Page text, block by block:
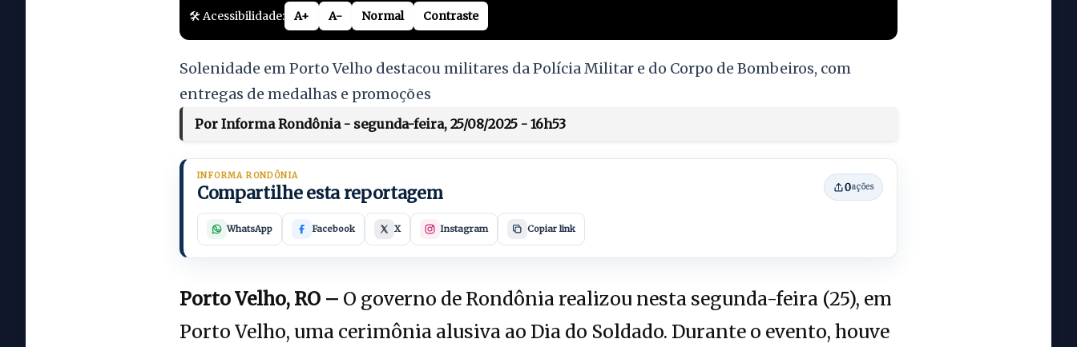
🛠️ Acessibilidade: A+ A- Normal Contraste
Solenidade em Porto Velho destacou militares da Polícia Militar e do Corpo de Bombeiros, com
entregas de medalhas e promoções
Por Informa Rondônia - segunda-feira, 25/08/2025 - 16h53
INFORMA RONDÔNIA
Compartilhe esta reportagem 0ações
WhatsApp Facebook X Instagram Copiar link
Porto Velho, RO – O governo de Rondônia realizou nesta segunda-feira (25), em
Porto Velho, uma cerimônia alusiva ao Dia do Soldado. Durante o evento, houve